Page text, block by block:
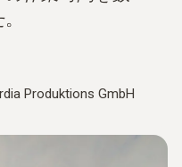
。
Produktions GmbH